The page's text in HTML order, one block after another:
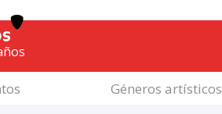
Géneros artísticos